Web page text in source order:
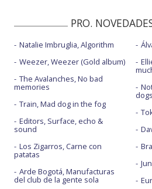
PRO.
Natalie Imbruglia, Algorithm
Weezer, Weezer (Gold album)
The Avalanches, No bad
memories
Train, Mad dog in the fog
Editors, Surface, echo &
sound
Los Zigarros, Carne con
patatas
Arde Bogotá, Manufacturas
del club de la gente sola
dogs